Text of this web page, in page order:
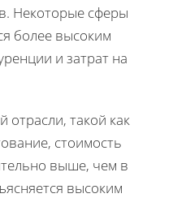
Некоторые сферы
более высоким
и затрат на
такой как
стоимость
выше, чем в
высоким